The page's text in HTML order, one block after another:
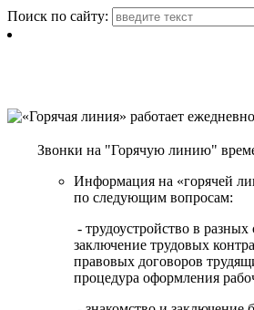
Поиск по сайту:
Звонки на "Горячую линию"
Информация на «горячей
по следующим вопросам:
- трудоустройство в разных
заключение трудовых
правовых договоров
процедура оформления